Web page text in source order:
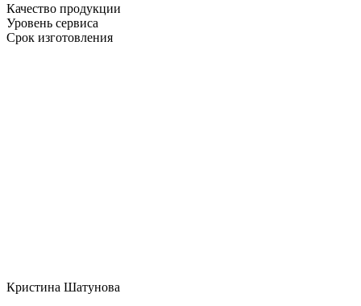
Качество продукции
Уровень сервиса
Срок изготовления
Кристина Шатунова